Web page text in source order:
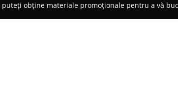
puteți obține materiale promoționale pentru a vă